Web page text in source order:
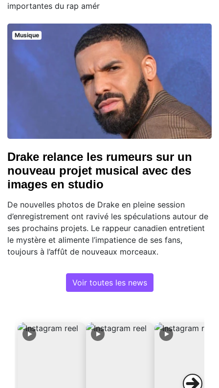
importantes du rap amér
Musique
Drake relance les rumeurs sur un
nouveau projet musical avec des
images en studio
De nouvelles photos de Drake en pleine session
d’enregistrement ont ravivé les spéculations autour de
ses prochains projets. Le rappeur canadien entretient
le mystère et alimente l’impatience de ses fans,
toujours à l’affût de nouveaux morceaux.
Voir toutes les news